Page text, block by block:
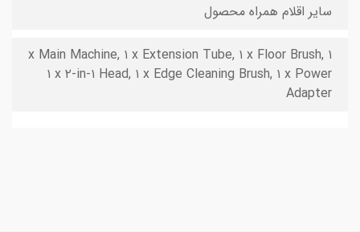
سایر اقلام همراه محصول
۱ x Main Machine, ۱ x Extension Tube, ۱ x Floor Brush,
۱ x ۲-in-۱ Head, ۱ x Edge Cleaning Brush, ۱ x Power
Adapter